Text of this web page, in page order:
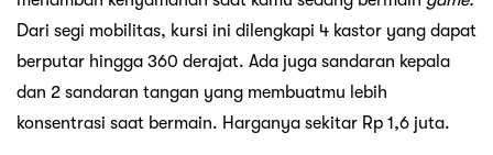
Dari segi mobilitas, kursi ini dilengkapi 4 kastor yang dapat
berputar hingga 360 derajat. Ada juga sandaran kepala
dan 2 sandaran tangan yang membuatmu lebih
konsentrasi saat bermain. Harganya sekitar Rp 1,6 juta.